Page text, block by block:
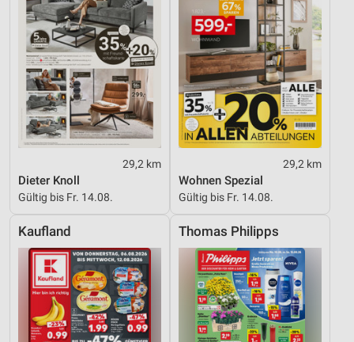
29,2 km
Dieter Knoll
Gültig bis Fr. 14.08.
29,2 km
Wohnen Spezial
Gültig bis Fr. 14.08.
Kaufland Thomas Philipps